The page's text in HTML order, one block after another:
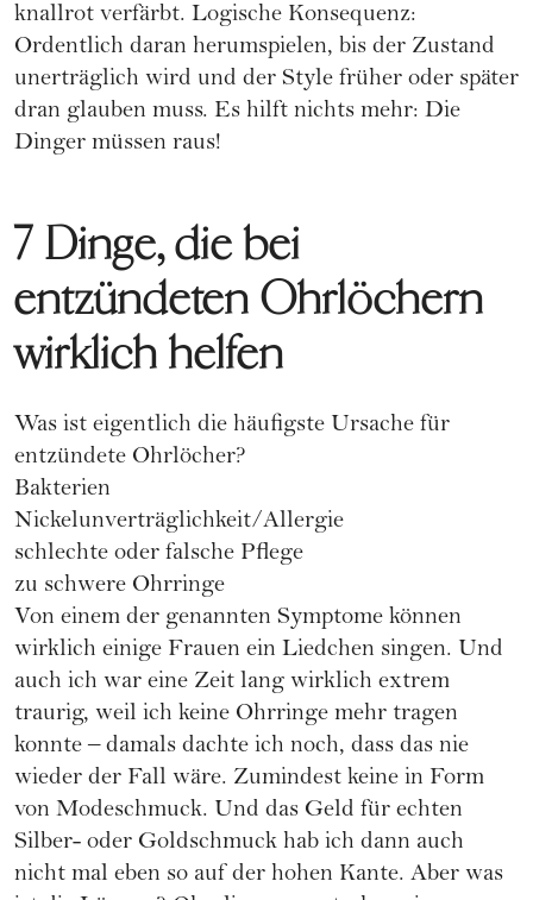
knallrot verfärbt. Logische Konsequenz:
Ordentlich daran herumspielen, bis der Zustand
unerträglich wird und der Style früher oder später
dran glauben muss. Es hilft nichts mehr: Die
Dinger müssen raus!
7 Dinge, die bei
entzündeten Ohrlöchern
wirklich helfen
Was ist eigentlich die häufigste Ursache für
entzündete Ohrlöcher?
Bakterien
Nickelunverträglichkeit/Allergie
schlechte oder falsche Pflege
zu schwere Ohrringe
Von einem der genannten Symptome können
wirklich einige Frauen ein Liedchen singen. Und
auch ich war eine Zeit lang wirklich extrem
traurig, weil ich keine Ohrringe mehr tragen
konnte – damals dachte ich noch, dass das nie
wieder der Fall wäre. Zumindest keine in Form
von Modeschmuck. Und das Geld für echten
Silber- oder Goldschmuck hab ich dann auch
nicht mal eben so auf der hohen Kante. Aber was